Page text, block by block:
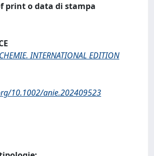
print o data di stampa
INTERNATIONAL EDITION
10.1002/anie.202409523